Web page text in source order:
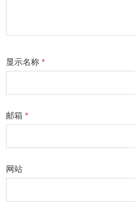
显示名称 *
邮箱 *
网站